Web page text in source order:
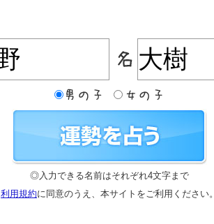
◎入力できる名前はそれぞれ4文字まで
利用規約に同意のうえ、本サイトをご利用ください。